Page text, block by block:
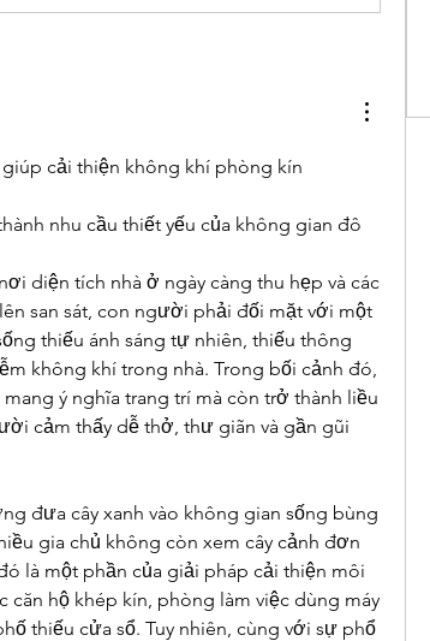
cải thiện không khí phòng kín
nhu cầu thiết yếu của không gian đô
diện tích nhà ở ngày càng thu hẹp và các
san sát, con người phải đối mặt với một
thiếu ánh sáng tự nhiên, thiếu thông
không khí trong nhà. Trong bối cảnh đó,
ý nghĩa trang trí mà còn trở thành liều
cảm thấy dễ thở, thư giãn và gần gũi
đưa cây xanh vào không gian sống bùng
gia chủ không còn xem cây cảnh đơn
là một phần của giải pháp cải thiện môi
hộ khép kín, phòng làm việc dùng máy
thiếu cửa sổ. Tuy nhiên, cùng với sự phổ